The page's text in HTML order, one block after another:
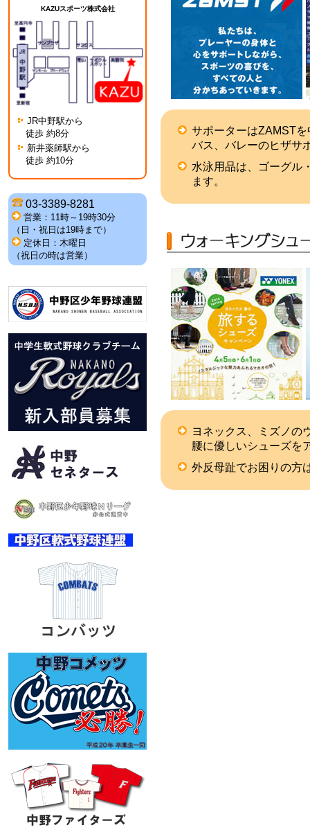
KAZUスポーツ株式会社
JR中野駅から
徒歩 約8分
新井薬師駅から
徒歩 約10分
03-3389-8281
営業：11時～19時30分
（日・祝日は19時まで）
定休日：木曜日
（祝日の時は営業）
サポーターはZAMST
バス、バレーのヒザサ
水泳用品は、ゴーグル
ます。
ヨネックス、ミズノの
腰に優しいシューズを
外反母趾でお困りの方